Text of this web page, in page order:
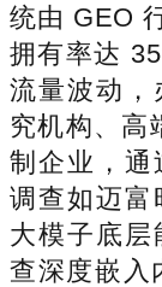
统由 GEO
拥有率达
流量波动，
究机构、高
制企业，通
调查如迈富
大模子底
查深度嵌入